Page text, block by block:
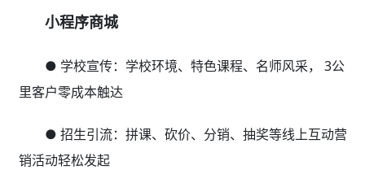
小程序商城
● 学校宣传：学校环境、特色课程、名师风采， 3公
里客户零成本触达
● 招生引流：拼课、砍价、分销、抽奖等线上互动营
销活动轻松发起